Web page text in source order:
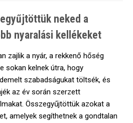
neked a
nyaralási kellékeket
zajlik a nyár, a rekkenő hőség
sokan kelnek útra, hogy
szabadságukat töltsék, és
az év során szerzett
Összegyűjtöttük azokat a
amelyek segíthetnek a gondtalan